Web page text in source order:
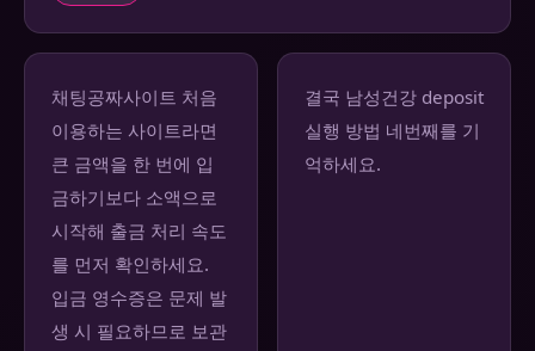
채팅공짜사이트 처음
이용하는 사이트라면
큰 금액을 한 번에 입
금하기보다 소액으로
시작해 출금 처리 속도
를 먼저 확인하세요.
입금 영수증은 문제 발
생 시 필요하므로 보관
결국 남성건강 deposit
실행 방법 네번째를 기
억하세요.